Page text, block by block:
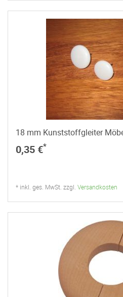
18 mm Kunststoffgleiter
0,35 €*
* inkl. ges. MwSt. zzgl. Versandkosten